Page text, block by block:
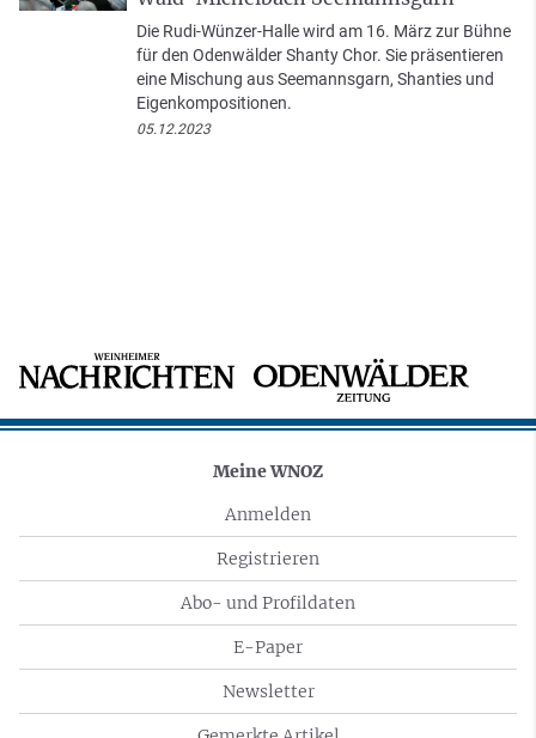
Die Rudi-Wünzer-Halle wird am 16. März zur Bühne
für den Odenwälder Shanty Chor. Sie präsentieren
eine Mischung aus Seemannsgarn, Shanties und
Eigenkompositionen.
05.12.2023
Meine WNOZ
Anmelden
Registrieren
Abo- und Profildaten
E-Paper
Newsletter